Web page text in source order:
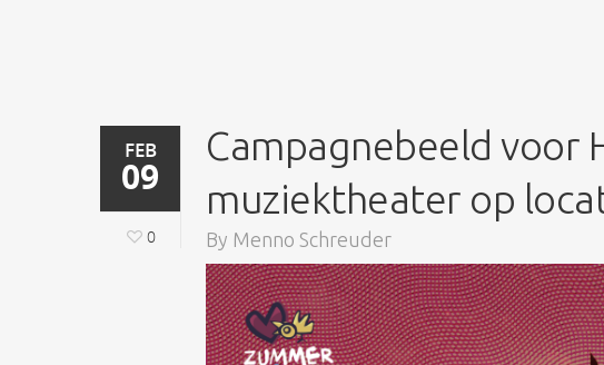
FEB
09
0
Campagnebeeld voor
muziektheater op
By Menno Schreuder